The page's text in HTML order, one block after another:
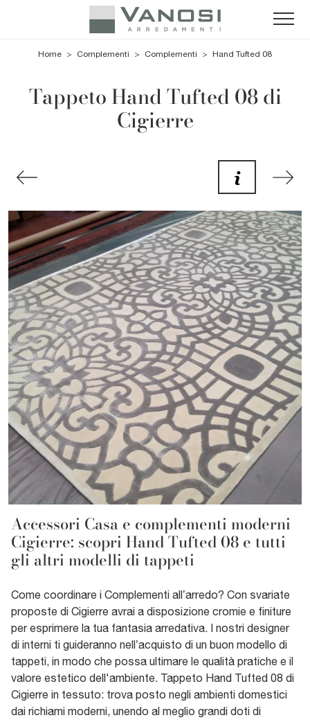
Home > Complementi > Complementi > Hand Tufted 08
Tappeto Hand Tufted 08 di
Cigierre
Accessori Casa e complementi moderni
Cigierre: scopri Hand Tufted 08 e tutti
gli altri modelli di tappeti
Come coordinare i Complementi all’arredo? Con svariate
proposte di Cigierre avrai a disposizione cromie e finiture
per esprimere la tua fantasia arredativa. I nostri designer
di interni ti guideranno nell’acquisto di un buon modello di
tappeti, in modo che possa ultimare le qualità pratiche e il
valore estetico dell'ambiente. Tappeto Hand Tufted 08 di
Cigierre in tessuto: trova posto negli ambienti domestici
dai richiami moderni, unendo al meglio grandi doti di